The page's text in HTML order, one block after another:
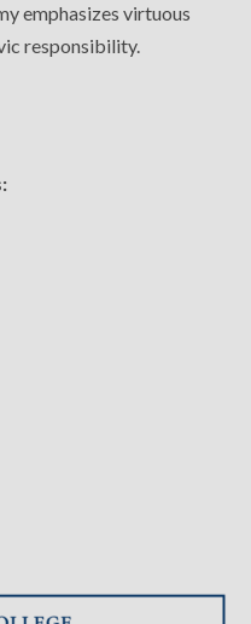
emphasizes virtuous
responsibility.